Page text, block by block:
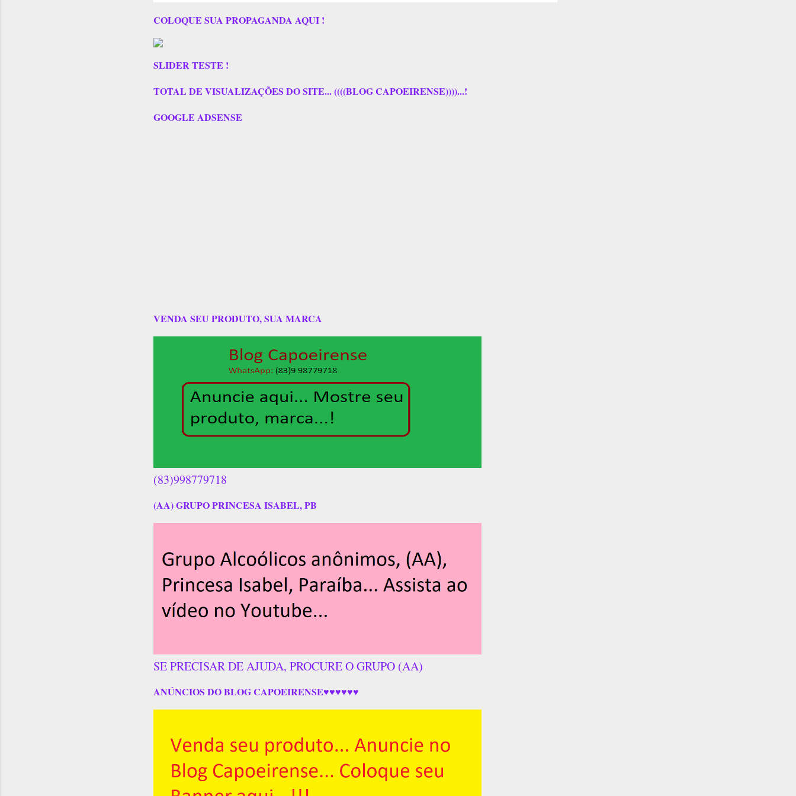
COLOQUE SUA PROPAGANDA AQUI !
SLIDER TESTE !
TOTAL DE VISUALIZAÇÕES DO SITE... ((((BLOG CAPOEIRENSE))))...!
GOOGLE ADSENSE
VENDA SEU PRODUTO, SUA MARCA
(83)998779718
(AA) GRUPO PRINCESA ISABEL, PB
SE PRECISAR DE AJUDA, PROCURE O GRUPO (AA)
ANÚNCIOS DO BLOG CAPOEIRENSE♥♥♥♥♥♥